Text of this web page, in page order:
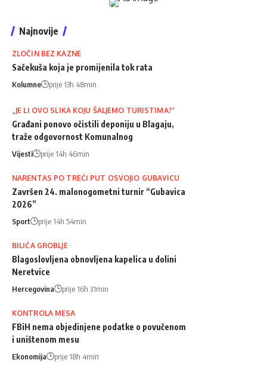
Najnovije
ZLOČIN BEZ KAZNE
Sačekuša koja je promijenila tok rata
Kolumne prije 13h 48min
„JE LI OVO SLIKA KOJU ŠALJEMO TURISTIMA?“
Građani ponovo očistili deponiju u Blagaju,
traže odgovornost Komunalnog
Vijesti prije 14h 46min
NARENTAS PO TREĆI PUT OSVOJIO GUBAVICU
Završen 24. malonogometni turnir “Gubavica
2026”
Sport prije 14h 54min
BILIĆA GROBLJE
Blagoslovljena obnovljena kapelica u dolini
Neretvice
Hercegovina prije 16h 31min
KONTROLA MESA
FBiH nema objedinjene podatke o povučenom
i uništenom mesu
Ekonomija prije 18h 4min